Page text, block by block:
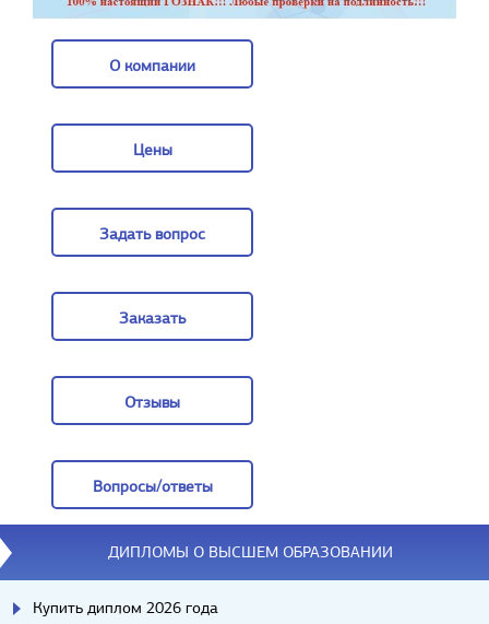
О компании
Цены
Задать вопрос
Заказать
Отзывы
Вопросы/ответы
Вопросы/ответы
ДИПЛОМЫ О ВЫСШЕМ ОБРАЗОВАНИИ
Купить диплом 2026 года